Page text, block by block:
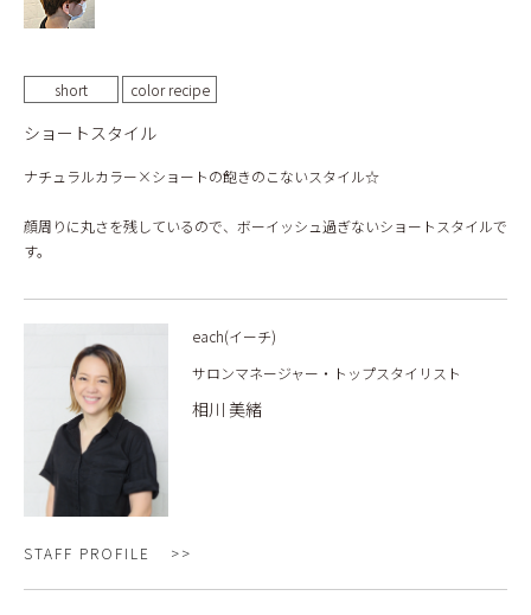
short color recipe
ショートスタイル
ナチュラルカラー×ショートの飽きのこないスタイル☆
顔周りに丸さを残しているので、ボーイッシュ過ぎないショートスタイルで
す。
each(イーチ)
サロンマネージャー・トップスタイリスト
相川 美緒
STAFF PROFILE